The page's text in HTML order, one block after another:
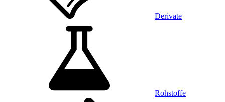
Derivate
Rohstoffe